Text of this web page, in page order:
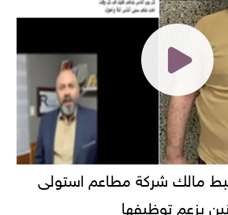
مالك شركة مطاعم استولى
بزعم توظيفها